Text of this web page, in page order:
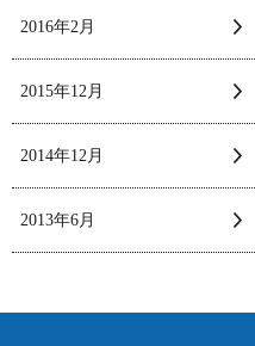
2016年2月
2015年12月
2014年12月
2013年6月